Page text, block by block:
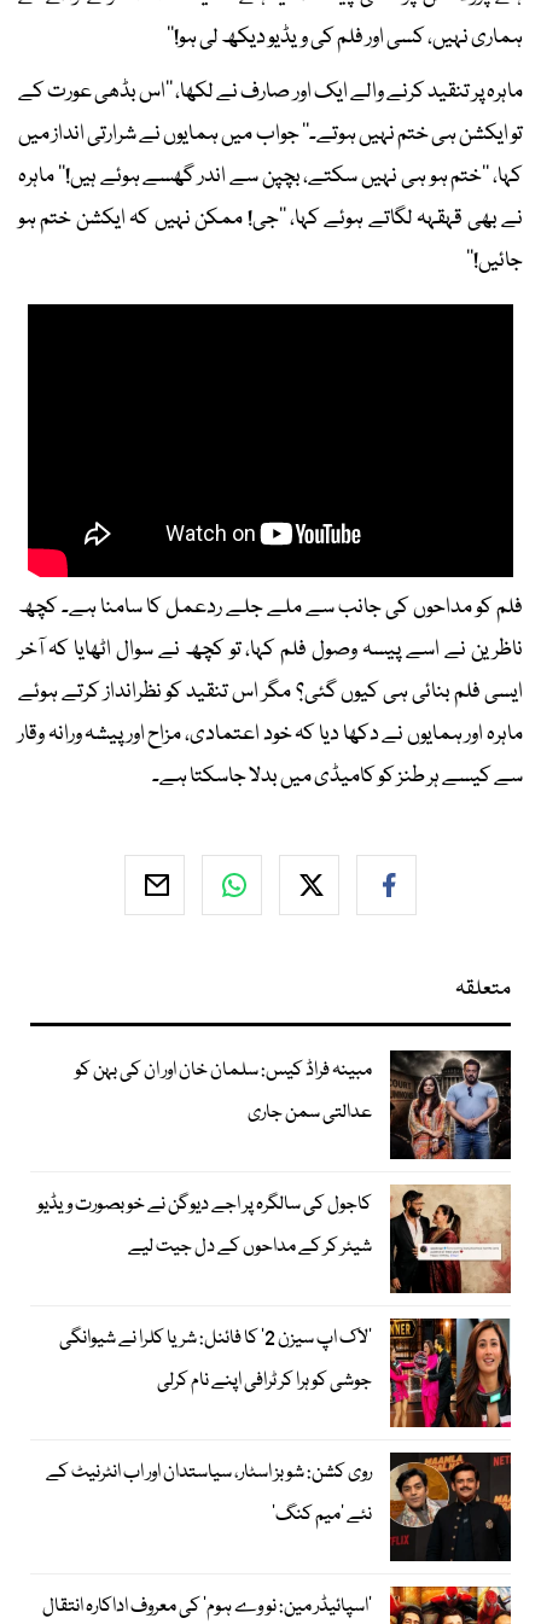
ہماری نہیں، کسی اور فلم کی ویڈیو دیکھ لی ہو!‘‘
ماہرہ پر تنقید کرنے والے ایک اور صارف نے لکھا، ’’اس بڈھی عورت کے
تو ایکشن ہی ختم نہیں ہوتے۔‘‘ جواب میں ہمایوں نے شرارتی انداز میں
کہا، ’’ختم ہو ہی نہیں سکتے، بچپن سے اندر گھسے ہوئے ہیں!‘‘ ماہرہ
نے بھی قہقہہ لگاتے ہوئے کہا، ’’جی! ممکن نہیں کہ ایکشن ختم ہو
جائیں!‘‘
فلم کو مداحوں کی جانب سے ملے جلے ردعمل کا سامنا ہے۔ کچھ
ناظرین نے اسے پیسہ وصول فلم کہا، تو کچھ نے سوال اٹھایا کہ آخر
ایسی فلم بنائی ہی کیوں گئی؟ مگر اس تنقید کو نظرانداز کرتے ہوئے
ماہرہ اور ہمایوں نے دکھا دیا کہ خود اعتمادی، مزاح اور پیشہ ورانہ وقار
سے کیسے ہر طنز کو کامیڈی میں بدلا جاسکتا ہے۔
متعلقہ
مبینہ فراڈ کیس: سلمان خان اور ان کی بہن کو
عدالتی سمن جاری
کاجول کی سالگرہ پر اجے دیوگن نے خوبصورت ویڈیو
شیئر کر کے مداحوں کے دل جیت لیے
’لاک اپ سیزن 2‘ کا فائنل: شریا کلرا نے شیوانگی
جوشی کو ہرا کر ٹرافی اپنے نام کرلی
روی کشن: شوبز اسٹار، سیاستدان اور اب انٹرنیٹ کے
نئے ’میم کنگ‘
’اسپائیڈر مین: نو وے ہوم‘ کی معروف اداکارہ انتقال